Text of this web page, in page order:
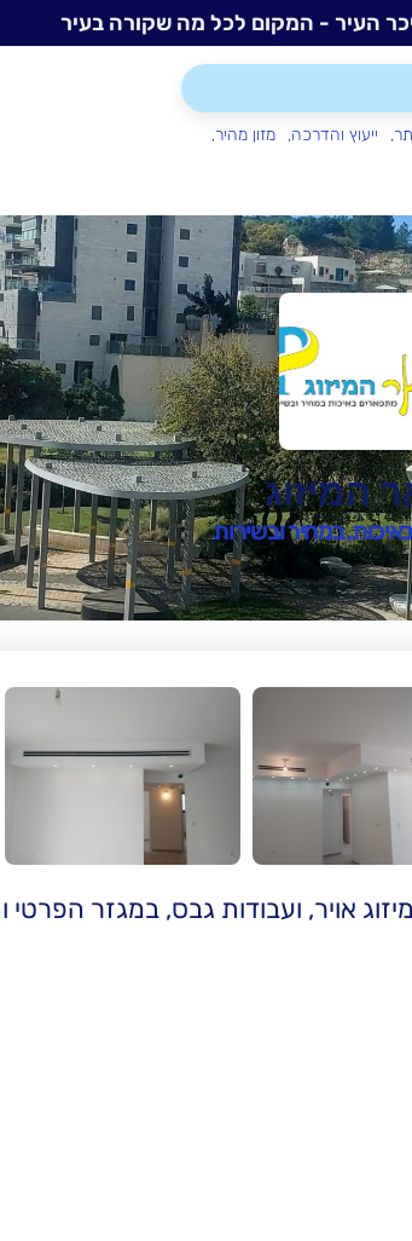
העיר - המקום לכל מה שקורה בעיר
ייעוץ והדרכה
מזון מהיר
המיזוג
במחיר ובשירות
אויר, ועבודות גבס, במגזר הפרטי